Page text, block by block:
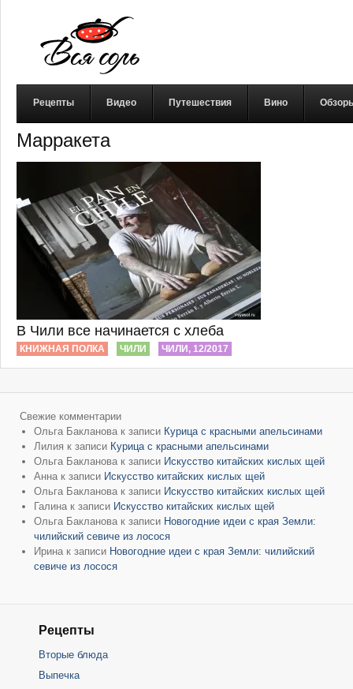
Рецепты Видео Путешествия Вино
Марракета
В Чили все начинается с хлеба
КНИЖНАЯ ПОЛКА ЧИЛИ ЧИЛИ, 12/2017
Свежие комментарии
Ольга Бакланова к записи Курица с красными апельсинами
Лилия к записи Курица с красными апельсинами
Ольга Бакланова к записи Искусство китайских кислых щей
Анна к записи Искусство китайских кислых щей
Ольга Бакланова к записи Искусство китайских кислых щей
Галина к записи Искусство китайских кислых щей
Ольга Бакланова к записи Новогодние идеи с края Земли:
чилийский севиче из лосося
Ирина к записи Новогодние идеи с края Земли: чилийский
севиче из лосося
Рецепты
Вторые блюда
Выпечка